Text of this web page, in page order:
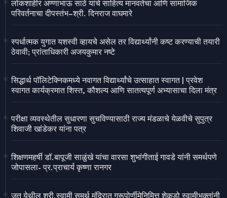
लोकशाहीर अण्णाभाऊ साठे यांचे साहित्य मानवतेचा आणि सामाजिक
परिवर्तनाचा दीपस्तंभ–श्री. दिनराज वाघमारे
स्पर्धात्मक युगात यशस्वी व्हायचे असेल तर विद्यार्थ्यांनी कष्ट करण्याची तयारी
ठेवावी; प्रांताधिकारी अजयकुमार नष्टे
सिद्धार्थ पॉलिटेक्निकमध्ये नवागत विद्यार्थ्यांचे उत्साहात स्वागत | प्रवेश
स्वागत कार्यक्रमात शिस्त, कौशल्य आणि सातत्यपूर्ण अभ्यासाचा दिला मंत्र
परीक्षा व्यवस्थेतील सुधारणा सुचविण्यासाठी राज्य मंडळाचे येळवीचे सुपुत्र
शिवाजी खांडेकर यांना पत्र
शिक्षणमहर्षी डॉ.बापूजी साळुंखे यांचा वारसा शुभांगीताई गावडे यांनी समर्थपणे
जोपासला- प्र.प्राचार्य कृष्णा रानगर